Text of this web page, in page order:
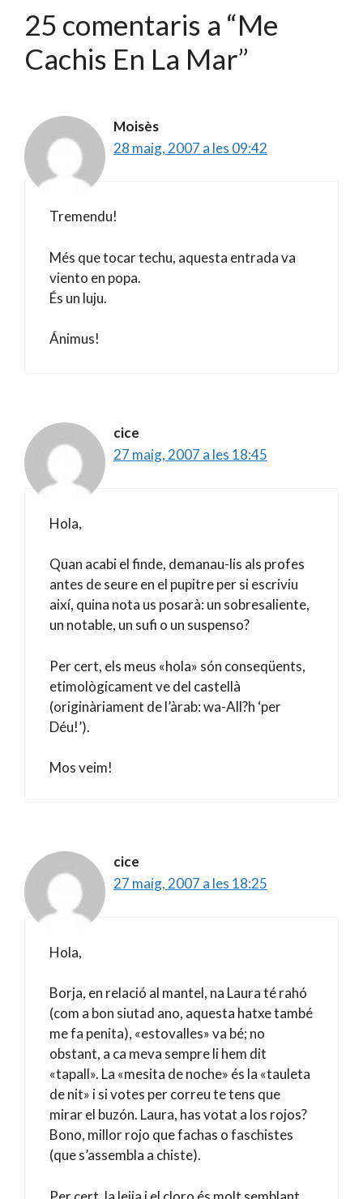
25 comentaris a “Me
Cachis En La Mar”
Moisès
28 maig, 2007 a les 09:42
Tremendu!
Més que tocar techu, aquesta entrada va
viento en popa.
És un luju.
Ánimus!
cice
27 maig, 2007 a les 18:45
Hola,
Quan acabi el finde, demanau-lis als profes
antes de seure en el pupitre per si escriviu
així, quina nota us posarà: un sobresaliente,
un notable, un sufi o un suspenso?
Per cert, els meus «hola» són conseqüents,
etimològicament ve del castellà
(originàriament de l’àrab: wa-All?h ‘per
Déu!’).
Mos veim!
cice
27 maig, 2007 a les 18:25
Hola,
Borja, en relació al mantel, na Laura té rahó
(com a bon siutad ano, aquesta hatxe també
me fa penita), «estovalles» va bé; no
obstant, a ca meva sempre li hem dit
«tapall». La «mesita de noche» és la «tauleta
de nit» i si votes per correu te tens que
mirar el buzón. Laura, has votat a los rojos?
Bono, millor rojo que fachas o faschistes
(que s’assembla a chiste).